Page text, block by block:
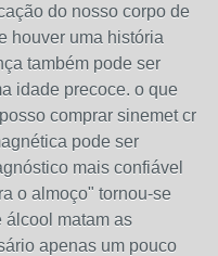
do nosso corpo de
houver uma história
também pode ser
idade precoce. o que
comprar sinemet cr
pode ser
mais confiável
o almoço" tornou-se
álcool matam as
apenas um pouco